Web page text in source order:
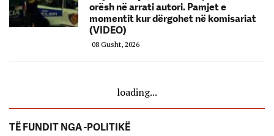
orësh në arrati autori. Pamjet e
momentit kur dërgohet në komisariat
(VIDEO)
08 Gusht, 2026
loading...
TË FUNDIT NGA -POLITIKË